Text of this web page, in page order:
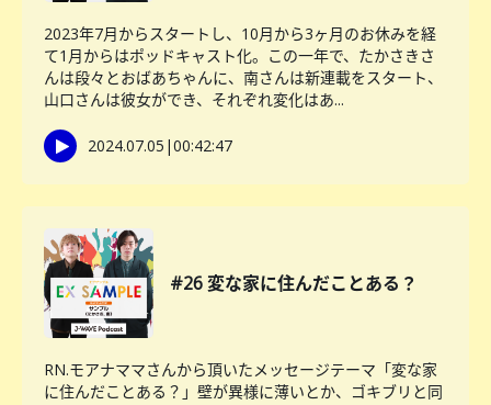
2023年7月からスタートし、10月から3ヶ月のお休みを経
て1月からはポッドキャスト化。この一年で、たかさきさ
んは段々とおばあちゃんに、南さんは新連載をスタート、
山口さんは彼女ができ、それぞれ変化はあ...
2024.07.05 |00:42:47
#26 変な家に住んだことある？
RN.モアナママさんから頂いたメッセージテーマ「変な家
に住んだことある？」壁が異様に薄いとか、ゴキブリと同